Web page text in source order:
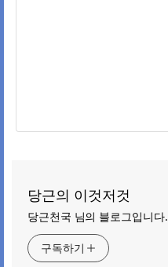
당근의 이것저것
당근천국 님의 블로그입니다.
구독하기